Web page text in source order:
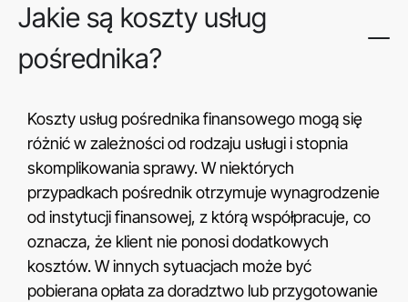
Jakie są koszty usług
pośrednika?
Koszty usług pośrednika finansowego mogą się
różnić w zależności od rodzaju usługi i stopnia
skomplikowania sprawy. W niektórych
przypadkach pośrednik otrzymuje wynagrodzenie
od instytucji finansowej, z którą współpracuje, co
oznacza, że klient nie ponosi dodatkowych
kosztów. W innych sytuacjach może być
pobierana opłata za doradztwo lub przygotowanie